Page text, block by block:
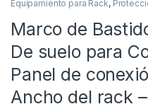
Equipamiento para Rack,
Marco de
De suelo para
Panel de
Ancho del rack